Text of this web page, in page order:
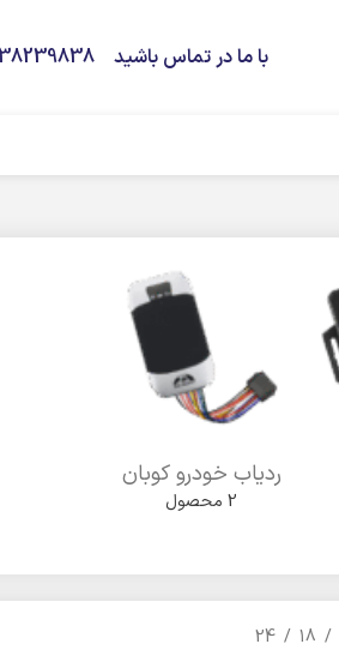
با ما در تماس باشید 07138239838 – 09373936263
ردیاب خودرو کوبان
2 محصول
18
24